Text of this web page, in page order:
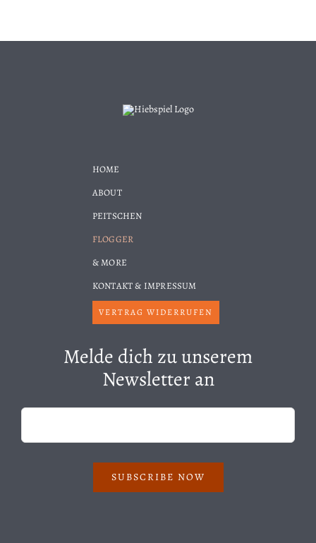
HOME
ABOUT
PEITSCHEN
FLOGGER
& MORE
KONTAKT & IMPRESSUM
VERTRAG WIDERRUFEN
Melde dich zu unserem
Newsletter an
SUBSCRIBE NOW